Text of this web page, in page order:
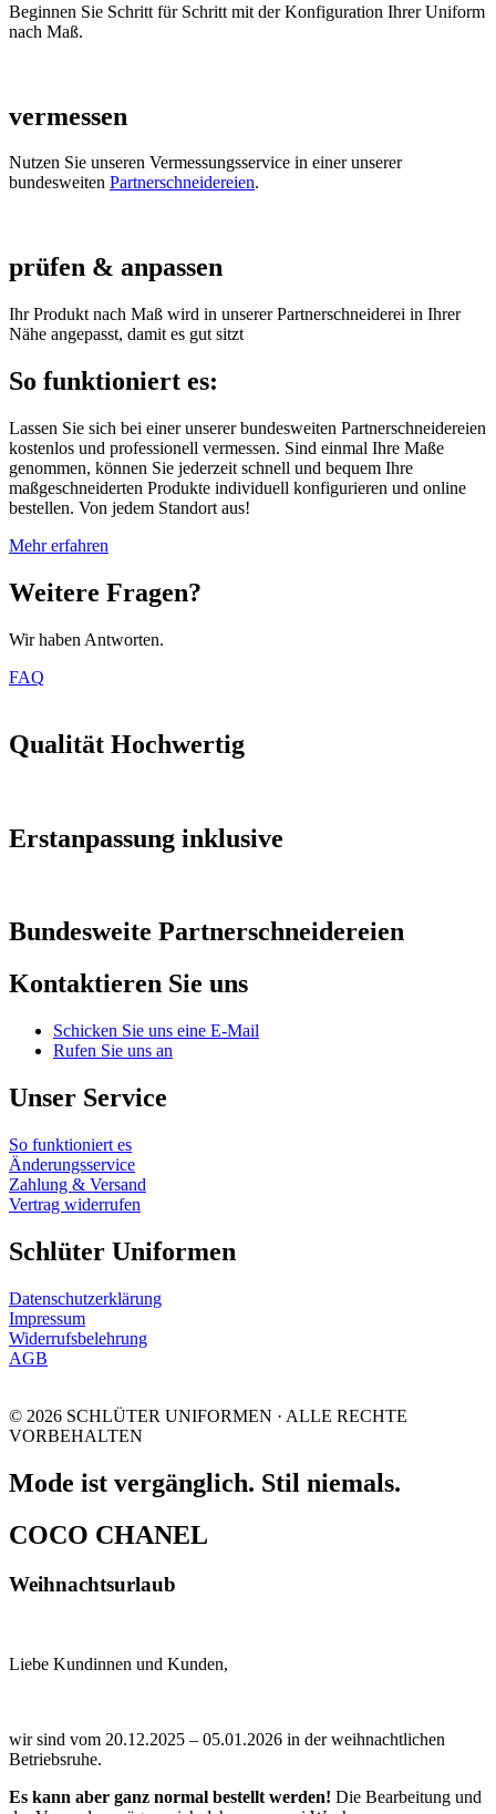
Beginnen Sie Schritt für Schritt mit der Konfiguration Ihrer Uniform
nach Maß.
vermessen
Nutzen Sie unseren Vermessungsservice in einer unserer
bundesweiten Partnerschneidereien.
prüfen & anpassen
Ihr Produkt nach Maß wird in unserer Partnerschneiderei in Ihrer
Nähe angepasst, damit es gut sitzt
So funktioniert es:
Lassen Sie sich bei einer unserer bundesweiten Partnerschneidereien
kostenlos und professionell vermessen. Sind einmal Ihre Maße
genommen, können Sie jederzeit schnell und bequem Ihre
maßgeschneiderten Produkte individuell konfigurieren und online
bestellen. Von jedem Standort aus!
Mehr erfahren
Weitere Fragen?
Wir haben Antworten.
FAQ
Qualität Hochwertig
Erstanpassung inklusive
Bundesweite Partnerschneidereien
Kontaktieren Sie uns
Schicken Sie uns eine E-Mail
Rufen Sie uns an
Unser Service
So funktioniert es
Änderungsservice
Zahlung & Versand
Vertrag widerrufen
Schlüter Uniformen
Datenschutzerklärung
Impressum
Widerrufsbelehrung
AGB
© 2026 SCHLÜTER UNIFORMEN · ALLE RECHTE
VORBEHALTEN
Mode ist vergänglich. Stil niemals.
COCO CHANEL
Weihnachtsurlaub
Liebe Kundinnen und Kunden,
wir sind vom 20.12.2025 – 05.01.2026 in der weihnachtlichen
Betriebsruhe.
Es kann aber ganz normal bestellt werden! Die Bearbeitung und